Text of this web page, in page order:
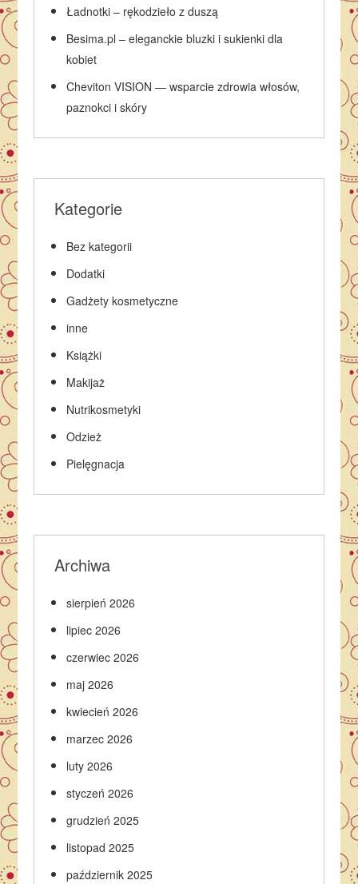
Ładnotki – rękodzieło z duszą
Besima.pl – eleganckie bluzki i sukienki dla
kobiet
Cheviton VISION — wsparcie zdrowia włosów,
paznokci i skóry
Kategorie
Bez kategorii
Dodatki
Gadżety kosmetyczne
inne
Książki
Makijaż
Nutrikosmetyki
Odzież
Pielęgnacja
Archiwa
sierpień 2026
lipiec 2026
czerwiec 2026
maj 2026
kwiecień 2026
marzec 2026
luty 2026
styczeń 2026
grudzień 2025
listopad 2025
październik 2025